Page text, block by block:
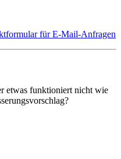
für E-Mail-Anfragen
etwas funktioniert nicht wie